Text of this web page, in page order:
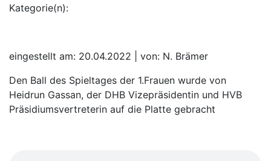
Kategorie(n):
eingestellt am: 20.04.2022 | von: N. Brämer
Den Ball des Spieltages der 1.Frauen wurde von
Heidrun Gassan, der DHB Vizepräsidentin und HVB
Präsidiumsvertreterin auf die Platte gebracht